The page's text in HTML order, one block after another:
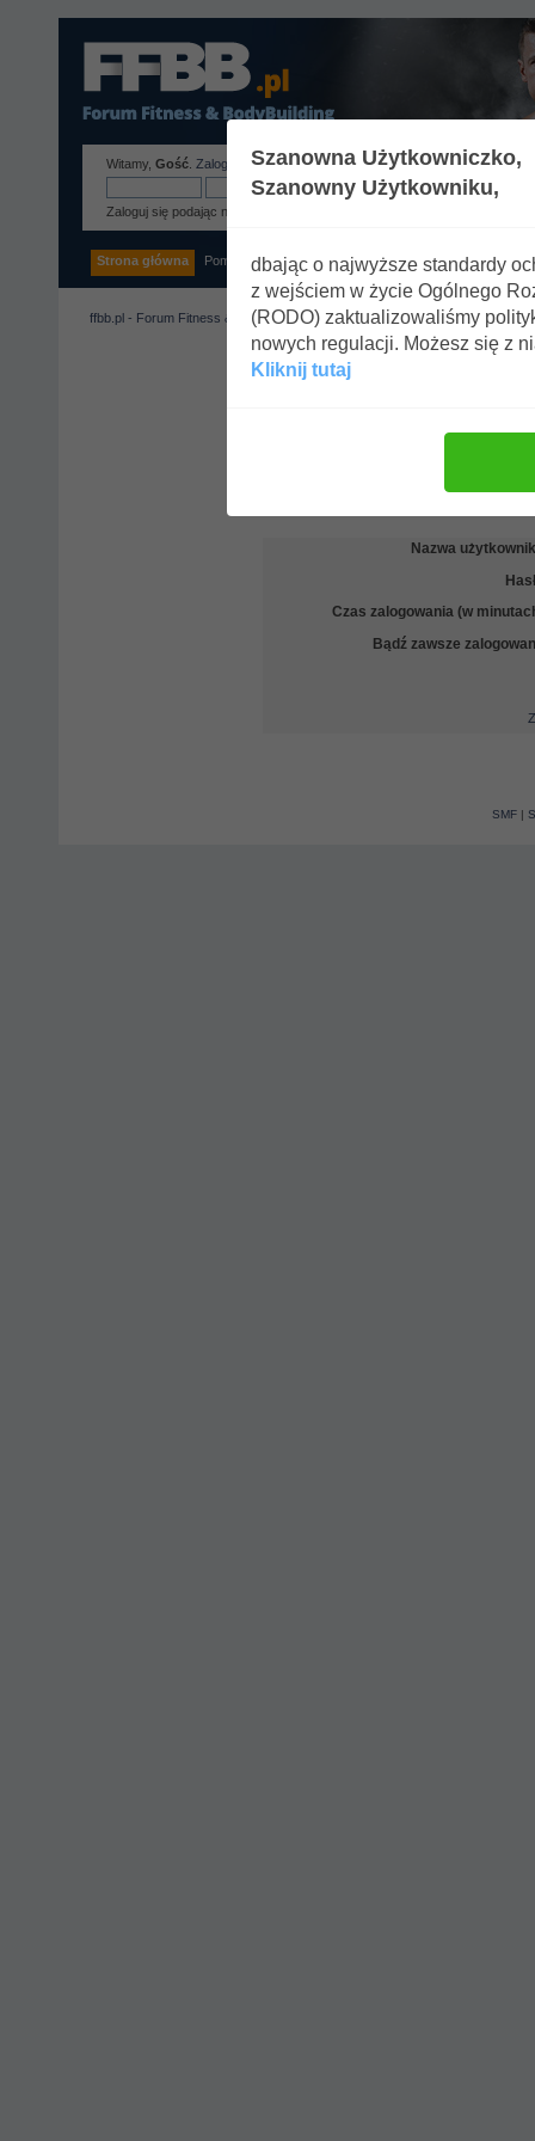
Witamy, Gość Zaloguj sięlubzarejestruj.
Zaloguj się podając nazwę użytkownika, hasło i długość sesji
Strona główna Pomoc Szukaj Tags Zaloguj się Rejestracja
ffbb.pl - Forum Fitness & BodyBuilding
Uwaga!
Nazwa
Czas zalogowania (w
Bądź zawsze
SMF|
Szanowna Użytkowniczko,
Szanowny Użytkowniku,
dbając o najwyższe standardy
z wejściem w życie Ogólnego
(RODO) zaktualizowaliśmy
nowych regulacji. Możesz się z
Kliknij tutaj